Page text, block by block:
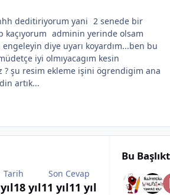
deditiriyorum yani 2 senede bir
kaçıyorum ​ adminin yerinde olsam
engeleyin diye uyarı koyardım...ben bu
iyi olmıyacagım kesin
? şu resim ekleme işini ögrendigim ana
artık...
Tarih
18 yıl
Son Cevap
11 yıl11 yıl
Bu